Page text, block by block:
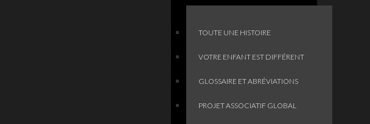
TOUTE UNE HISTOIRE
VOTRE ENFANT EST DIFFÉRENT
GLOSSAIRE ET ABRÉVIATIONS
PROJET ASSOCIATIF GLOBAL